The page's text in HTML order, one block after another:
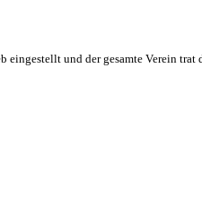
eingestellt und der gesamte Verein